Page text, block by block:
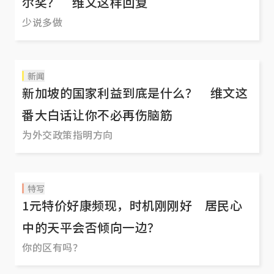
少说多做
新闻
新加坡的国家利益到底是什么？ 维文这
番大白话让你不必再伤脑筋
为外交政策指明方向
特写
1元特价好康频现，时机刚刚好 居民心
中的天平会否倾向一边？
你的区有吗？